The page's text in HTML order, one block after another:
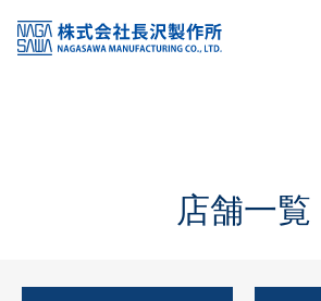
KSS加盟店・取扱店情報
店舗一覧
店舗一覧